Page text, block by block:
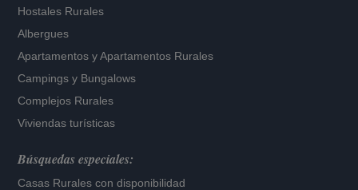
Hostales Rurales
Albergues
Apartamentos yApartamentos Rurales
Campings y Bungalows
Complejos Rurales
Viviendas turísticas
Búsquedas especiales:
Casas Rurales con disponibilidad